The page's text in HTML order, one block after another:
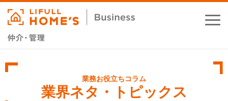
業務支援サービス
業界ネタ・トピックス